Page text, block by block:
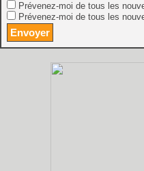
Prévenez-moi de tous les
Prévenez-moi de tous les